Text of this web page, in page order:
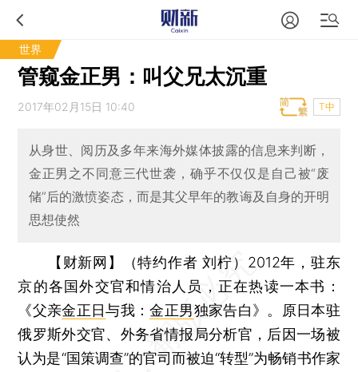
世界
管窥金正男：叫父兄太沉重
2017年02月15日 10:40 T中
从身世、阅历及多年来海外媒体披露的信息来判断，
金正男之不同意三代世袭，确乎不仅仅是自己被“废
储”后的激愤姿态，而是其父早年的教诲及自身的开明
思想使然
【财新网】（特约作者 刘柠） 2012年，驻东
京的各国外交官和情治人员，正在热读一本书：
《父亲金正日与我：金正男独家告白》。原日本驻
俄罗斯外交官、外务省情报局分析官，后因一场被
认为是“国策调查”的官司而被迫“转型”为畅销书作家